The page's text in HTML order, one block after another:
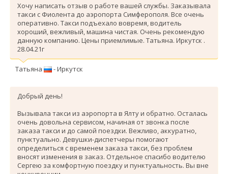
Хочу написать отзыв о работе вашей службы. Заказывала
такси с Фиолента до аэропорта Симферополя. Все очень
оперативно. Такси подъехало вовремя, водитель
хороший, вежливый, машина чистая. Очень рекомендую
данную компанию. Цены приемлимые. Татьяна. Иркутск .
28.04.21г
Татьяна - Иркутск
Добрый день!
Вызывала такси из аэропорта в Ялту и обратно. Осталась
очень довольна сервисом, начиная от звонка после
заказа такси и до самой поездки. Вежливо, аккуратно,
пунктуально. Девушки-диспетчеры помогают
определиться с временем заказа такси, без проблем
вносят изменения в заказ. Отдельное спасибо водителю
Сергею за комфортную поездку и пунктуальность. Вы вне